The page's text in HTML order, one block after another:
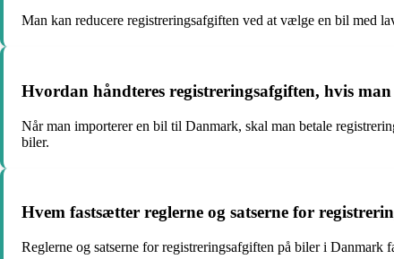
Man kan reducere registreringsafgiften ved at vælge en bil med
Hvordan håndteres registreringsafgiften, hvis
Når man importerer en bil til Danmark, skal man betale
biler.
Hvem fastsætter reglerne og satserne for
Reglerne og satserne for registreringsafgiften på biler i